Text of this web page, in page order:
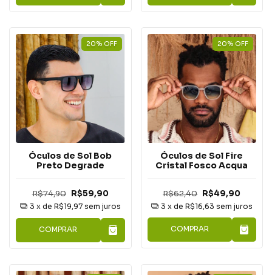
20% OFF
Óculos de Sol Bob
Preto Degrade
R$74,90 R$59,90
3 x de R$19,97 sem juros
COMPRAR
20% OFF
Óculos de Sol Fire
Cristal Fosco Acqua
R$62,40 R$49,90
3 x de R$16,63 sem juros
COMPRAR